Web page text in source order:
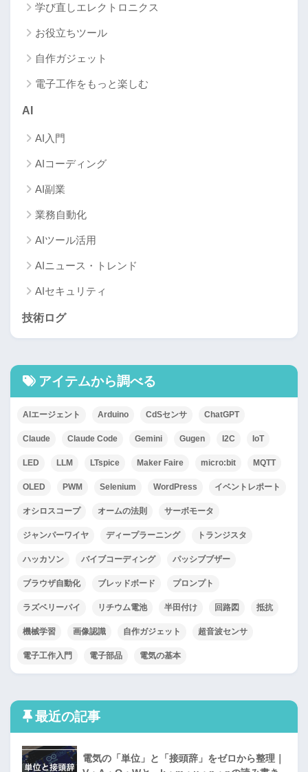
学び直しエレクトロニクス
お役立ちツール
自作ガジェット
電子工作をもっと楽しむ
AI
AI入門
AIコーディング
AI副業
業務自動化
AIツール活用
AIニュース・トレンド
AIセキュリティ
技術ログ
アイテムから調べる
AIエージェント Arduino CdSセンサ ChatGPT
Claude Claude Code Gemini Gugen I2C IoT
LED LLM LTspice Maker Faire micro:bit MQTT
OLED PWM Selenium WordPress イベントレポート
オシロスコープ オームの法則 サーボモータ
ジャンパーワイヤ ディープラーニング トランジスタ
ハッカソン バイブコーディング パッシブブザー
ブラウザ自動化 ブレッドボード プロンプト
ラズベリーパイ リチウム電池 半田付け 回路図 抵抗
機械学習 画像認識 自作ガジェット 超音波センサ
電子工作入門 電子部品 電気の基本
最近の記事
電気の「単位」と「接頭辞」をゼロから整理｜